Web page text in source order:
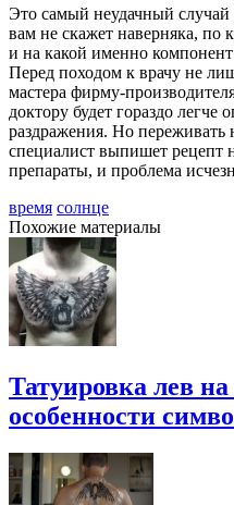
Это самый неудачный случай
вам не скажет наверняка, по
и на какой именно
Перед походом к врачу не
мастера фирму-
доктору будет гораздо легче
раздражения. Но переживать
специалист выпишет рецепт
препараты, и проблема
время солнце
Похожие материалы
Татуировка лев
особенности